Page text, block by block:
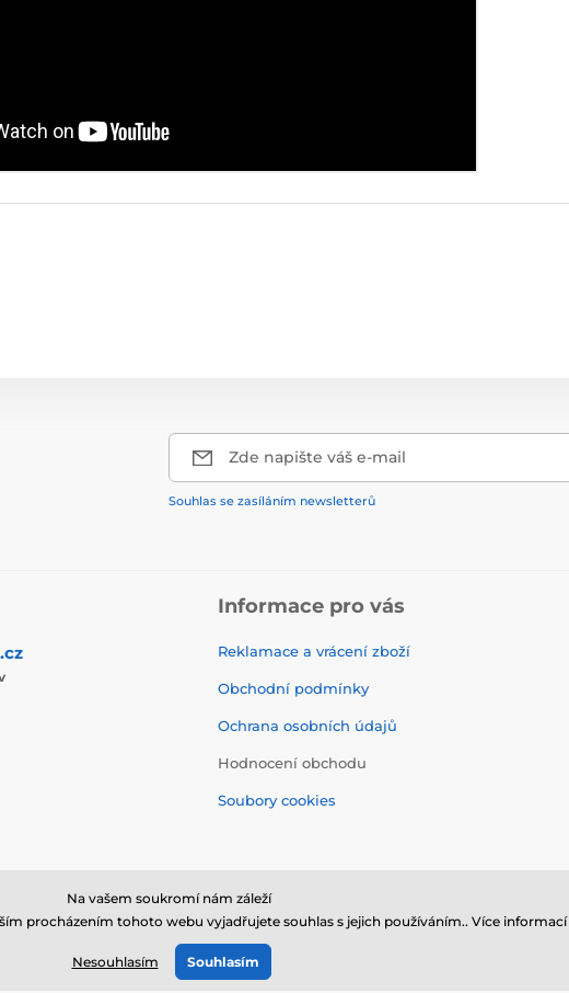
Zde napište váš e-mail
Souhlas se zasíláním newsletterů
Informace pro vás
Reklamace a vrácení zboží
Obchodní podmínky
Ochrana osobních údajů
Hodnocení obchodu
Soubory cookies
www.detijezdi.cz ⦁ E-shop vytvořilaSIMPLIA.cz
Na vašem soukromí nám záleží
procházením tohoto webu vyjadřujete souhlas s jejich používáním.. Více informací
Nesouhlasím Souhlasím